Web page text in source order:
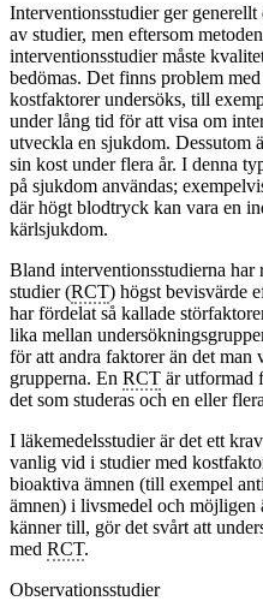
Interventionsstudier ger
av studier, men eftersom
interventionsstudier måste
bedömas. Det finns problem
kostfaktorer undersöks, till
under lång tid för att visa om
utveckla en sjukdom. Dessutom
sin kost under flera år. I denna
på sjukdom användas;
där högt blodtryck kan vara en
kärlsjukdom.
Bland interventionsstudierna har
studier (RCT) högst bevisvärde
har fördelat så kallade
lika mellan
för att andra faktorer än det
grupperna. En RCT är utformad
det som studeras och en eller
I läkemedelsstudier är det ett
vanlig vid i studier med
bioaktiva ämnen (till exempel
ämnen) i livsmedel och möjligen
känner till, gör det svårt att
med RCT.
Observationsstudier